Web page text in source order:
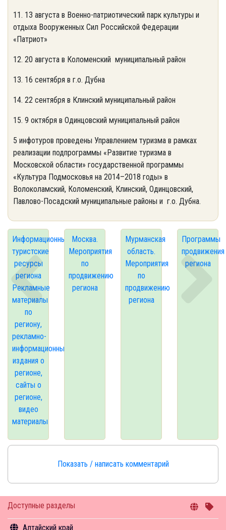
Доступные разделы
Алтайский край
11. 13 августа в Военно-патриотический парк культуры и
отдыха Вооруженных Сил Российской Федерации
«Патриот»
12. 20 августа в Коломенский муниципальный район
13. 16 сентября в г.о. Дубна
14. 22 сентября в Клинский муниципальный район
15. 9 октября в Одинцовский муниципальный район
5 инфотуров проведены Управлением туризма в рамках
реализации подпрограммы «Развитие туризма в
Московской области» государственной программы
«Культура Подмосковья на 2014–2018 годы» в
Волоколамский, Коломенский, Клинский, Одинцовский,
Павлово-Посадский муниципальные районы и г.о. Дубна.
Информационные
туристские
ресурсы
региона
Рекламные
материалы
по
региону,
рекламно-
информационные
издания о
регионе,
сайты о
регионе,
видео
материалы
Москва.
Мероприятия
по
продвижению
региона
Мурманская
область.
Мероприятия
по
продвижению
региона
Программы
продвижения
региона
Показать / написать комментарий